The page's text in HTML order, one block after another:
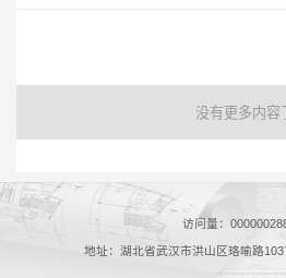
没有更多内容
访问量：
地址：湖北省武汉市洪山区珞喻路